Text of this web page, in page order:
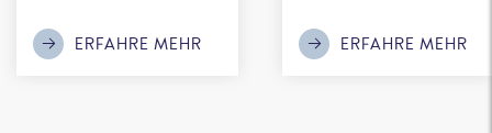
ERFAHRE MEHR ERFAHRE MEHR